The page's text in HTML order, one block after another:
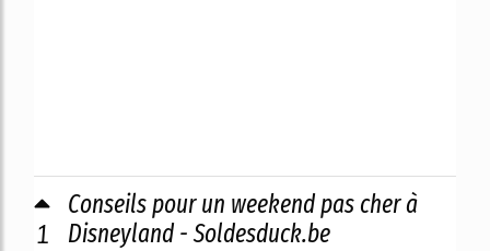
1
Conseils pour un weekend pas cher à
Disneyland - Soldesduck.be